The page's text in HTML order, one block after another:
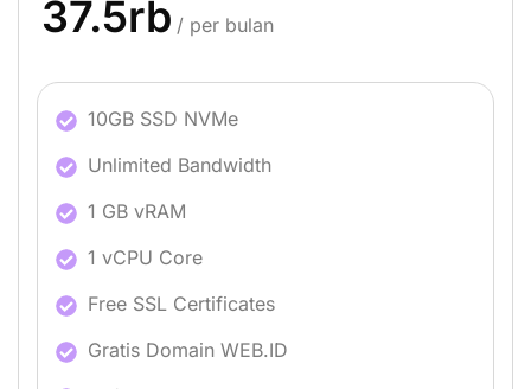
37.5rb / per bulan
10GB SSD NVMe
Unlimited Bandwidth
1 GB vRAM
1 vCPU Core
Free SSL Certificates
Gratis Domain WEB.ID